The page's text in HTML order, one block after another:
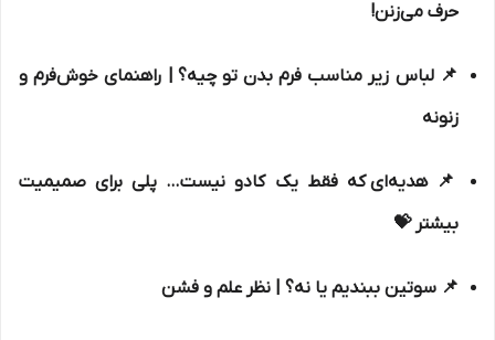
حرف می‌زنن!
📌لباس زیر مناسب فرم بدن تو چیه؟ | راهنمای خوش‌فرم و
زنونه
📌هدیه‌ای که فقط یک کادو نیست… پلی برای صمیمیت
بیشتر 💝
📌 سوتین ببندیم یا نه؟ | نظر علم و فشن